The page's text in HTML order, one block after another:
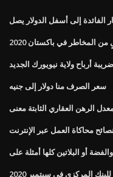
الفائدة إلى أسفل الدولار يصل
المخاطر في باكستان 2020
أرباح ولاية نيويورك الجديد
سعر الصرف منا دولار إلى جنيه
الرهن العقاري الثابتة معنى
محاكاة العمل عبر الإنترنت
أو البلاتين كلها أمثلة على
المركزي في سبتمبر 2020